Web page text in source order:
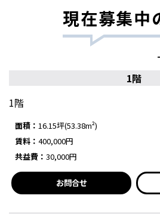
現在募集中
1階
1階
面積： 16.15坪(53.38m²)
賃料： 400,000円
共益費： 30,000円
お問合せ